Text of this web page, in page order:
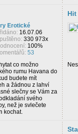
Erotické
16.07.06
330 973x
100%
53
co možno
rumu Havana do
budete mít
a žádnou z lahví
slečny se Vám za
svého
než je svlečete
kochat.
Hit